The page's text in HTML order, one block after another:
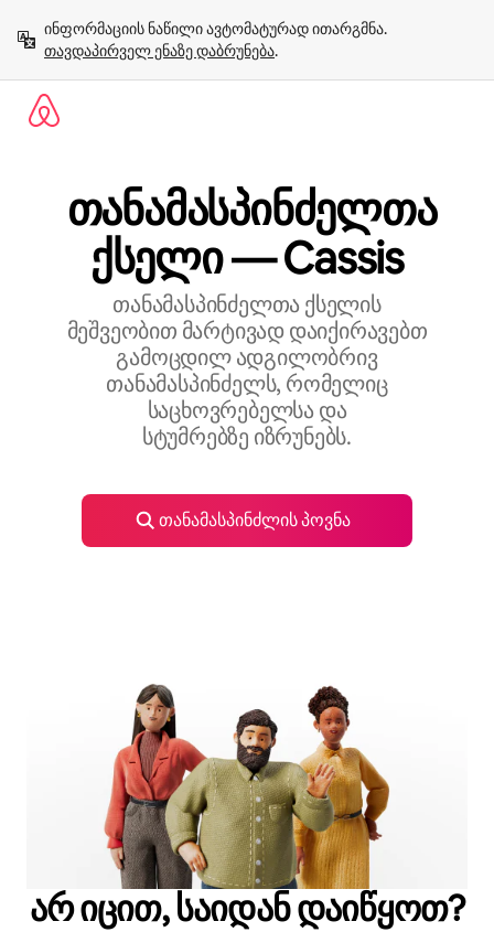
გადასვლა
თავდაპირველ ენაზე დაბრუნება.
თანამასპინძელთა
ქსელი — Cassis
თანამასპინძელთა ქსელის
მეშვეობით მარტივად დაიქირავებთ
გამოცდილ ადგილობრივ
თანამასპინძელს, რომელიც
საცხოვრებელსა და
სტუმრებზე იზრუნებს.
თანამასპინძლის პოვნა
არ იცით, საიდან დაიწყოთ?